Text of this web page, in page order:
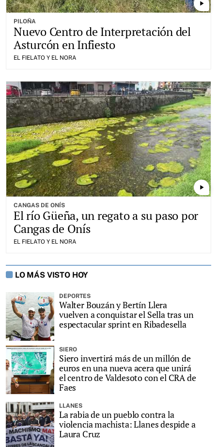
play_arrow
PILOÑA
Nuevo Centro de Interpretación del
Asturcón en Infiesto
EL FIELATO Y EL NORA
play_arrow
CANGAS DE ONÍS
El río Güeña, un regato a su paso por
Cangas de Onís
EL FIELATO Y EL NORA
LO MÁS VISTO HOY
DEPORTES
Walter Bouzán y Bertín Llera
vuelven a conquistar el Sella tras un
espectacular sprint en Ribadesella
SIERO
Siero invertirá más de un millón de
euros en una nueva acera que unirá
el centro de Valdesoto con el CRA de
Faes
LLANES
La rabia de un pueblo contra la
violencia machista: Llanes despide a
Laura Cruz